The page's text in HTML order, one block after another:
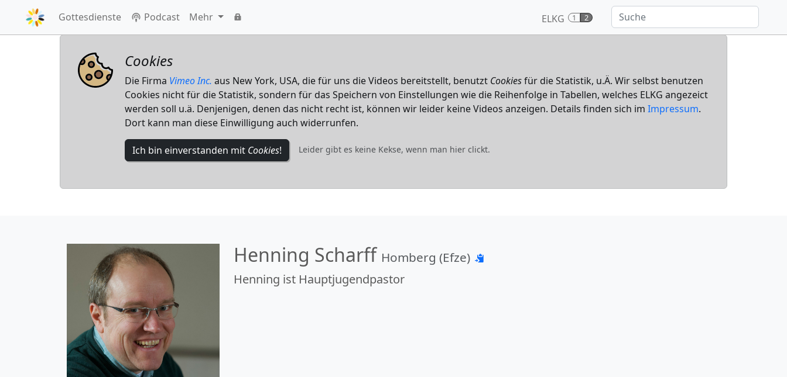
Gottesdienste Podcast Mehr ELKG 1 2
Cookies
Die Firma Vimeo Inc. aus New York, USA, die für uns die Videos bereitstellt, benutzt Cookiesfür die Statistik, u.Ä. Wir selbst benutzen
Cookies nicht für die Statistik, sondern für das Speichern von Einstellungen wie die Reihenfolge in Tabellen, welches ELKG angezeict
werden soll u.ä. Denjenigen, denen das nicht recht ist, können wir leider keine Videos anzeigen. Details finden sich im Impressum.
Dort kann man diese Einwilligung auch widerrunfen.
Ich bin einverstanden mit Cookies! Leider gibt es keine Kekse, wenn man hier clickt.
Henning Scharff Homberg (Efze)
Henning ist Hauptjugendpastor